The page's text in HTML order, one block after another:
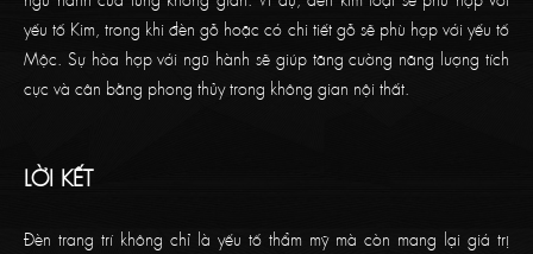
yếu tố Kim, trong khi đèn gỗ hoặc có chi tiết gỗ sẽ phù hợp với yếu tố
Mộc. Sự hòa hợp với ngũ hành sẽ giúp tăng cường năng lượng tích
cực và cân bằng phong thủy trong không gian nội thất.
LỜI KẾT
Đèn trang trí không chỉ là yếu tố thẩm mỹ mà còn mang lại giá trị